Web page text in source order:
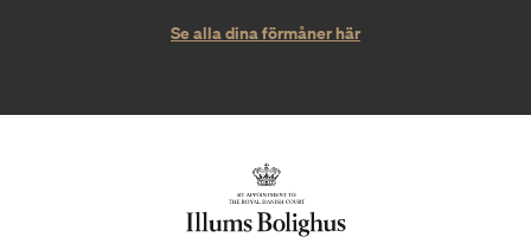
Se alla dina förmåner här